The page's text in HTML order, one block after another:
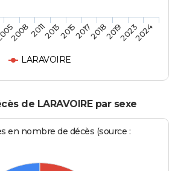
LARAVOIRE
200820112013201520172018201920232024
de LARAVOIRE par sexe
en nombre de décès (source :